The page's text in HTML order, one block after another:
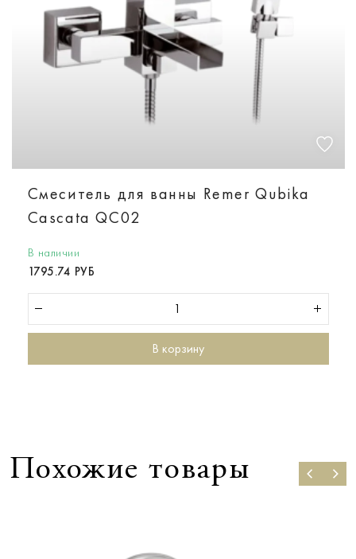
Смеситель для ванны Remer Qubika
Cascata QC02
В наличии
1795.74 РУБ
В корзину
Похожие товары